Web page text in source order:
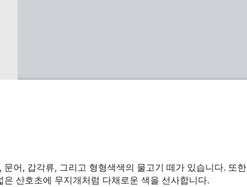
어, 갑각류, 그리고 형형색색의 물고기 떼가 있습니다. 또
산호초에 무지개처럼 다채로운 색을 선사합니다.
sources